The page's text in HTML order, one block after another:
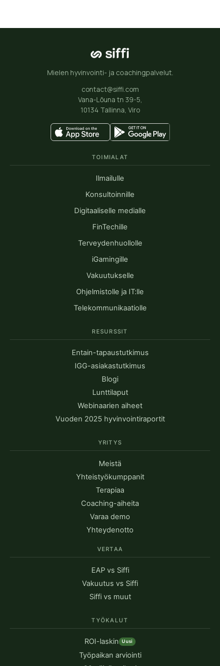
Mielen hyvinvointi- ja coachingpalvelut.
contact@siffi.com
Vana-Lõuna tn 39-5,
10134 Tallinna, Viro
TOIMIALAT
Ilmailulle
Konsultoinnille
Digitaaliselle medialle
FinTechille
Terveydenhuollolle
iGamingille
Vakuutukselle
Ohjelmistolle ja IT:lle
Telekommunikaatiolle
RESURSSIT
Entain-tapaustutkimus
IGG-asiakastutkimus
Blogi
Lunttilaput
Webinaarien aiheet
Vuoden 2025 hyvinvointiraportit
YRITYS
Meistä
Yhteistyökumppanit
Terapiaa
Coaching-aiheita
Varaa demo
Yhteydenotto
VERTAA
EAP vs Siffi
Vakuutus vs Siffi
Siffi vs muut
TYÖKALUT
ROI-laskin Uusi
Työpaikan arviointi